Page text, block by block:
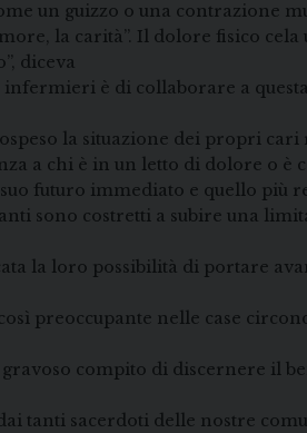
un guizzo o una contrazione
la carità”. Il dolore fisico
diceva
è di collaborare a
la situazione dei propri
a chi è in un letto di dolore o
futuro immediato e quello più
sono costretti a subire una
la loro possibilità di portare
preoccupante nelle case
compito di discernere il
tanti sacerdoti delle nostre